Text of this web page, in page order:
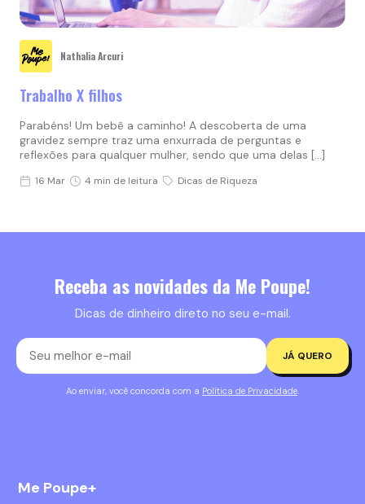
Nathalia Arcuri
Trabalho X filhos
Parabéns! Um bebê a caminho! A descoberta de uma
gravidez sempre traz uma enxurrada de perguntas e
reflexões para qualquer mulher, sendo que uma delas […]
16 Mar 4 min de leitura Dicas de Riqueza
Receba as novidades da Me Poupe!
Dicas de dinheiro direto no seu e-mail.
JÁ QUERO
Ao enviar, você concorda com a Política de Privacidade
Me Poupe+